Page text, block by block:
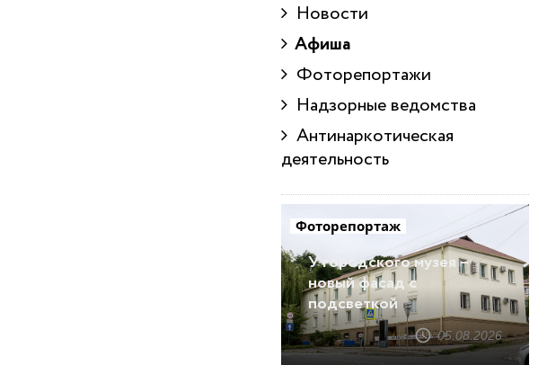
Новости
Афиша
Фоторепортажи
Надзорные ведомства
Антинаркотическая
деятельность
Фоторепортаж
У городского музея –
новый фасад с
подсветкой
05.08.2026